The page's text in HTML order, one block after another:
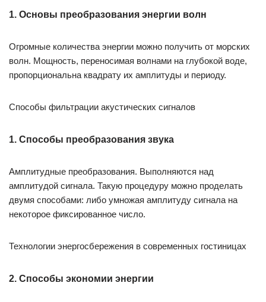
1. Основы преобразования энергии волн
Огромные количества энергии можно получить от морских
волн. Мощность, переносимая волнами на глубокой воде,
пропорциональна квадрату их амплитуды и периоду.
Способы фильтрации акустических сигналов
1. Способы преобразования звука
Амплитудные преобразования. Выполняются над
амплитудой сигнала. Такую процедуру можно проделать
двумя способами: либо умножая амплитуду сигнала на
некоторое фиксированное число.
Технологии энергосбережения в современных гостиницах
2. Способы экономии энергии